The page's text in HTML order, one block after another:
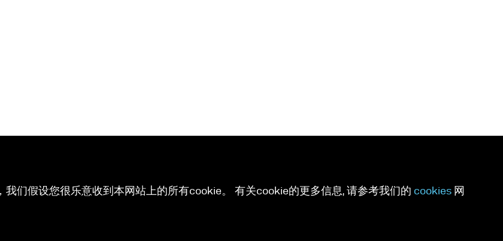
们假设您很乐意收到本网站上的所有cookie。 有关cookie的更多信息, 请参考我们的 cookies 网